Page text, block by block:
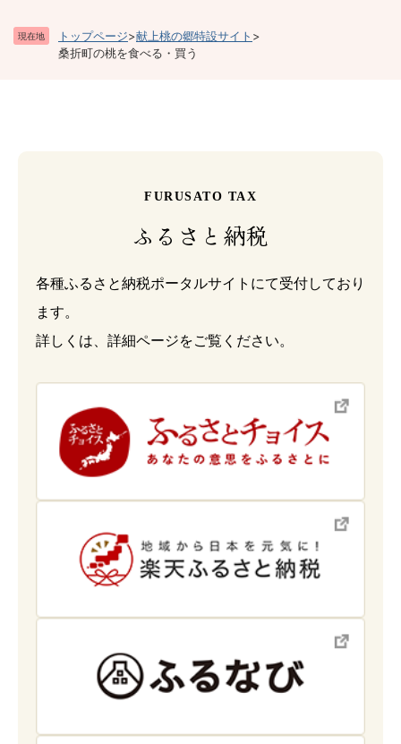
現在地 トップページ>献上桃の郷特設サイト >
桑折町の桃を食べる・買う
FURUSATO TAX
ふるさと納税
各種ふるさと納税ポータルサイトにて受付しており
ます。
詳しくは、詳細ページをご覧ください。